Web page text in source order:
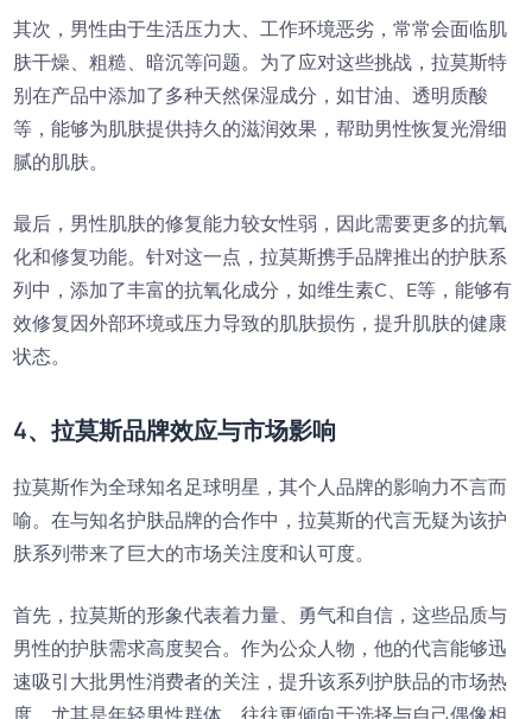
其次，男性由于生活压力大、工作环境恶劣，常常会面临肌
肤干燥、粗糙、暗沉等问题。为了应对这些挑战，拉莫斯特
别在产品中添加了多种天然保湿成分，如甘油、透明质酸
等，能够为肌肤提供持久的滋润效果，帮助男性恢复光滑细
腻的肌肤。
最后，男性肌肤的修复能力较女性弱，因此需要更多的抗氧
化和修复功能。针对这一点，拉莫斯携手品牌推出的护肤系
列中，添加了丰富的抗氧化成分，如维生素C、E等，能够有
效修复因外部环境或压力导致的肌肤损伤，提升肌肤的健康
状态。
4、拉莫斯品牌效应与市场影响
拉莫斯作为全球知名足球明星，其个人品牌的影响力不言而
喻。在与知名护肤品牌的合作中，拉莫斯的代言无疑为该护
肤系列带来了巨大的市场关注度和认可度。
首先，拉莫斯的形象代表着力量、勇气和自信，这些品质与
男性的护肤需求高度契合。作为公众人物，他的代言能够迅
速吸引大批男性消费者的关注，提升该系列护肤品的市场热
度。尤其是年轻男性群体，往往更倾向于选择与自己偶像相